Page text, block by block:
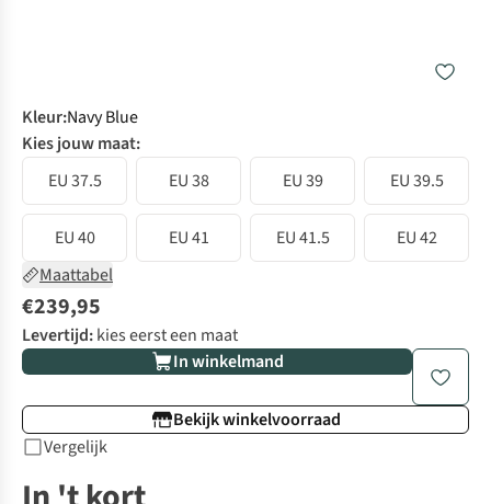
Kleur:Navy Blue
Kies jouw maat:
EU 37.5
EU 38 EU 39 EU 39.5
EU 40 EU 41 EU 41.5
EU 42
Maattabel
€239,95
Levertijd:kies eerst een maat
In winkelmand
Bekijk winkelvoorraad
Vergelijk